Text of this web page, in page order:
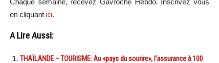
Chaque semaine, recevez Gavroche Hebdo. Inscrivez vous
en cliquant ici.
A Lire Aussi:
THAÏLANDE – TOURISME: Au «pays du sourire», l’assurance à 100